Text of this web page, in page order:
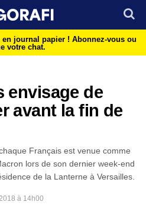
journal papier ! Abonnez-vous ou
votre chat.
envisage de
avant la fin de
Français est venue comme
lors de son dernier week-end
de la Lanterne à Versailles.
à 14h00